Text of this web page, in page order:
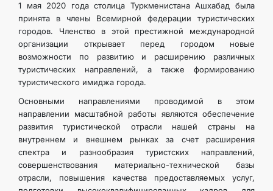
1 мая 2020 года столица Туркменистана Ашхабад была
принята в члены Всемирной федерации туристических
городов. Членство в этой престижной международной
организации открывает перед городом новые
возможности по развитию и расширению различных
туристических направлений, а также формированию
туристического имиджа города.
Основными направлениями проводимой в этом
направлении масштабной работы являются обеспечение
развития туристической отрасли нашей страны на
внутреннем и внешнем рынках за счет расширения
спектра и разнообразия туристских направлений,
совершенствования материально-технической базы
отрасли, повышения качества предоставляемых услуг,